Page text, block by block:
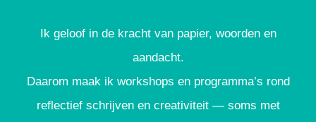
Ik geloof in de kracht van papier, woorden en
aandacht.
Daarom maak ik workshops en programma’s rond
reflectief schrijven en creativiteit — soms met